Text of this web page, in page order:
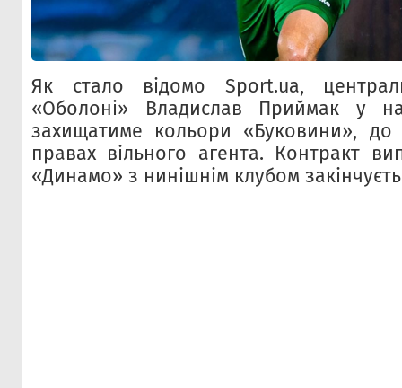
Як стало відомо Sport.ua,
«Оболоні» Владислав Приймак у
захищатиме кольори «Буковини»,
правах вільного агента. Контракт
«Динамо» з нинішнім клубом